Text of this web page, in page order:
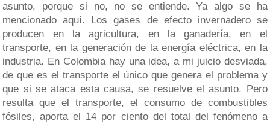
asunto, porque si no, no se entiende. Ya algo se ha
mencionado aquí. Los gases de efecto invernadero se
producen en la agricultura, en la ganadería, en el
transporte, en la generación de la energía eléctrica, en la
industria. En Colombia hay una idea, a mi juicio desviada,
de que es el transporte el único que genera el problema y
que si se ataca esta causa, se resuelve el asunto. Pero
resulta que el transporte, el consumo de combustibles
fósiles, aporta el 14 por ciento del total del fenómeno a